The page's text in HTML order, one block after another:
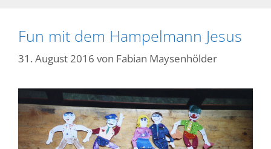
Fun mit dem Hampelmann Jesus
31. August 2016 von Fabian Maysenhölder